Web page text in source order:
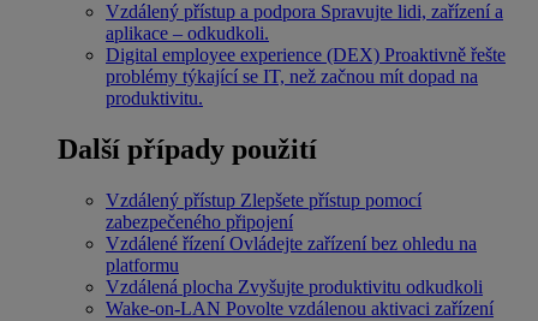
Vzdálený přístup a podpora Spravujte lidi, zařízení a
aplikace – odkudkoli.
Digital employee experience (DEX) Proaktivně řešte
problémy týkající se IT, než začnou mít dopad na
produktivitu.
Další případy použití
Vzdálený přístup Zlepšete přístup pomocí
zabezpečeného připojení
Vzdálené řízení Ovládejte zařízení bez ohledu na
platformu
Vzdálená plocha Zvyšujte produktivitu odkudkoli
Wake-on-LAN Povolte vzdálenou aktivaci zařízení